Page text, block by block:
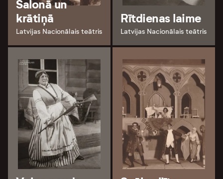
Salonā un
krātiņā
Latvijas Nacionālais teātris
Rītdienas laime
Latvijas Nacionālais teātris